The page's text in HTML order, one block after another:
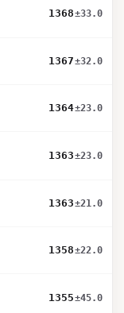
1368±33.0
1367±32.0
1364±23.0
1363±23.0
1363±21.0
1358±22.0
1355±45.0